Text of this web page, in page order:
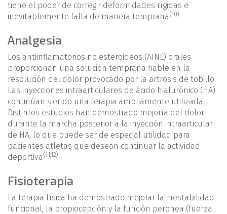
tiene el poder de corregir deformidades rígidas e
inevitablemente falla de manera temprana(10)
Analgesia
Los antiinflamatorios no esteroideos (AINE) orales
proporcionan una solución temprana fiable en la
resolución del dolor provocado por la artrosis de tobillo.
Las inyecciones intraarticulares de ácido hialurónico (HA)
continúan siendo una terapia ampliamente utilizada.
Distintos estudios han demostrado mejoría del dolor
durante la marcha posterior a la inyección intraarticular
de HA, lo que puede ser de especial utilidad para
pacientes atletas que desean continuar la actividad
deportiva(11,12).
Fisioterapia
La terapia física ha demostrado mejorar la inestabilidad
funcional, la propiocepción y la función peronea (fuerza